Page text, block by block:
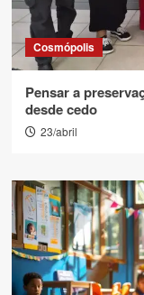
Cosmópolis
Pensar a
desde cedo
23/abril